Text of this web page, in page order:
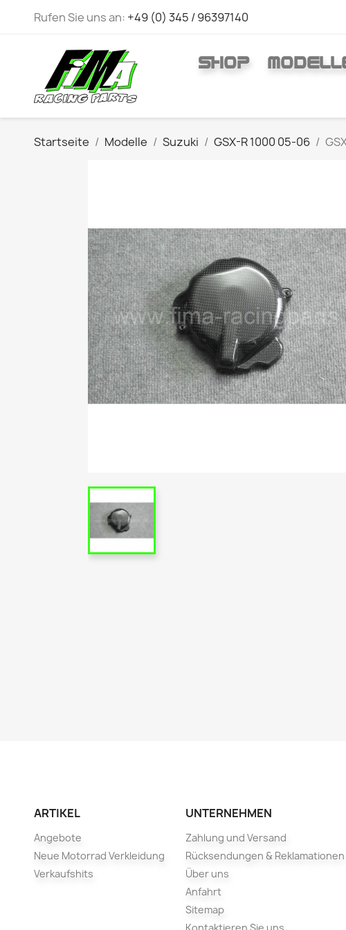
Rufen Sie uns an: +49 (0) 345 / 96397140
SHOP
Startseite Modelle Suzuki GSX-R 1000 05-06
ARTIKEL
Angebote
Neue Motorrad Verkleidung
Verkaufshits
UNTERNEHMEN
Zahlung und Versand
Rücksendungen & Reklamationen
Über uns
Anfahrt
Sitemap